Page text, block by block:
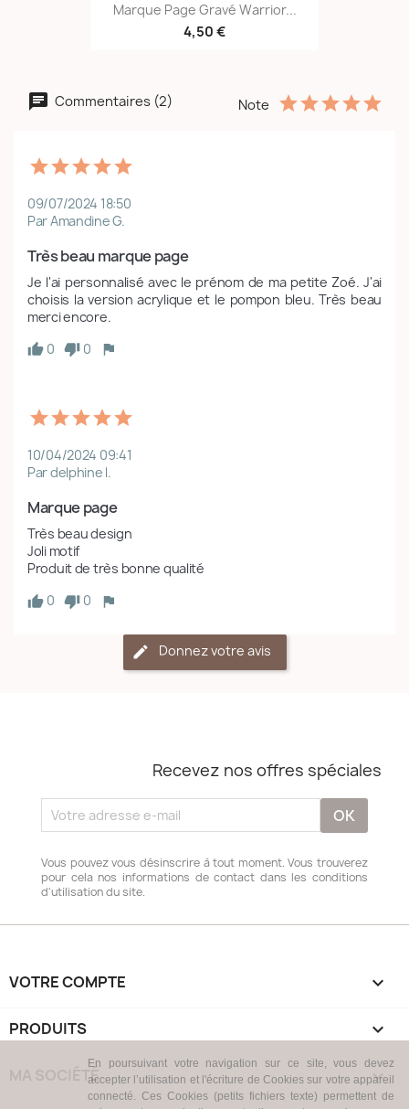
Marque Page Gravé Warrior...
4,50 €
Commentaires (2) Note
09/07/2024 18:50
Par Amandine G.
Très beau marque page
Je l'ai personnalisé avec le prénom de ma petite Zoé. J'ai
choisis la version acrylique et le pompon bleu. Très beau
merci encore.
0
0
10/04/2024 09:41
Par delphine l.
Marque page
Très beau design
Joli motif
Produit de très bonne qualité
0
0
Donnez votre avis
Recevez nos offres spéciales
Vous pouvez vous désinscrire à tout moment. Vous trouverez
pour cela nos informations de contact dans les conditions
d'utilisation du site.
VOTRE COMPTE 
En poursuivant votre navigation sur ce site, vous devez
accepter l’utilisation et l'écriture de Cookies sur votre appareil
connecté. Ces Cookies (petits fichiers texte) permettent de
PRODUITS 
MA SOCIÉTÉ 